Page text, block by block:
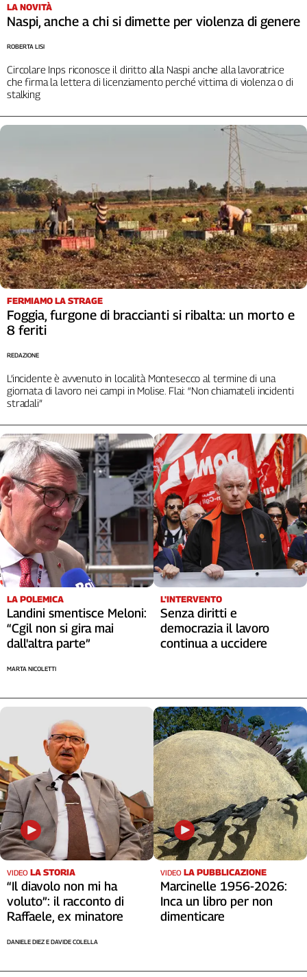
Girasoli
Il
Economica
Tech
It
Easy
Diffusa
InFlai
Le
trasmissioni
tv
Work
in
Progress
L'Italia
nel
Lavoro
Territori
Abruzzo-
Alto
Adige
Basilicata
Calabria
Campania
Emilia-
Romagna
Friuli
Venezia
Giulia
Lazio
Liguria
Lombardia
Piemonte
Sardegna
Trentino
Umbria
Valle
D'Aosta
Veneto
Archivio
Storico
1955-
2014
LA NOVITÀ
Naspi, anche a chi si dimette per violenza di genere
Circolare Inps riconosce il diritto alla Naspi anche alla lavoratrice
che firma la lettera di licenziamento perché vittima di violenza o di
stalking
ROBERTA LISI
FERMIAMO LA STRAGE
Foggia, furgone di braccianti si ribalta: un morto e
8 feriti
L’incidente è avvenuto in località Montesecco al termine di una
giornata di lavoro nei campi in Molise. Flai: “Non chiamateli incidenti
stradali”
REDAZIONE
LA POLEMICA
Landini smentisce Meloni:
“Cgil non si gira mai
dall'altra parte”
MARTA NICOLETTI
L'INTERVENTO
Senza diritti e
democrazia il lavoro
continua a uccidere
VIDEO LA STORIA
“Il diavolo non mi ha
voluto”: il racconto di
Raffaele, ex minatore
DANIELE DIEZ E DAVIDE COLELLA
VIDEO LA PUBBLICAZIONE
Marcinelle 1956-2026:
Inca un libro per non
dimenticare